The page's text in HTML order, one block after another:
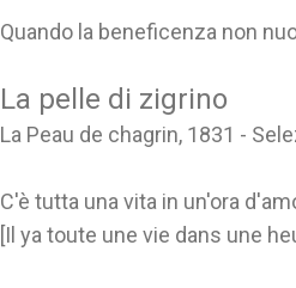
Quando la beneficenza non
La pelle di zigrino
La Peau de chagrin, 1831 -
C'è tutta una vita in un'ora
[Il ya toute une vie dans une